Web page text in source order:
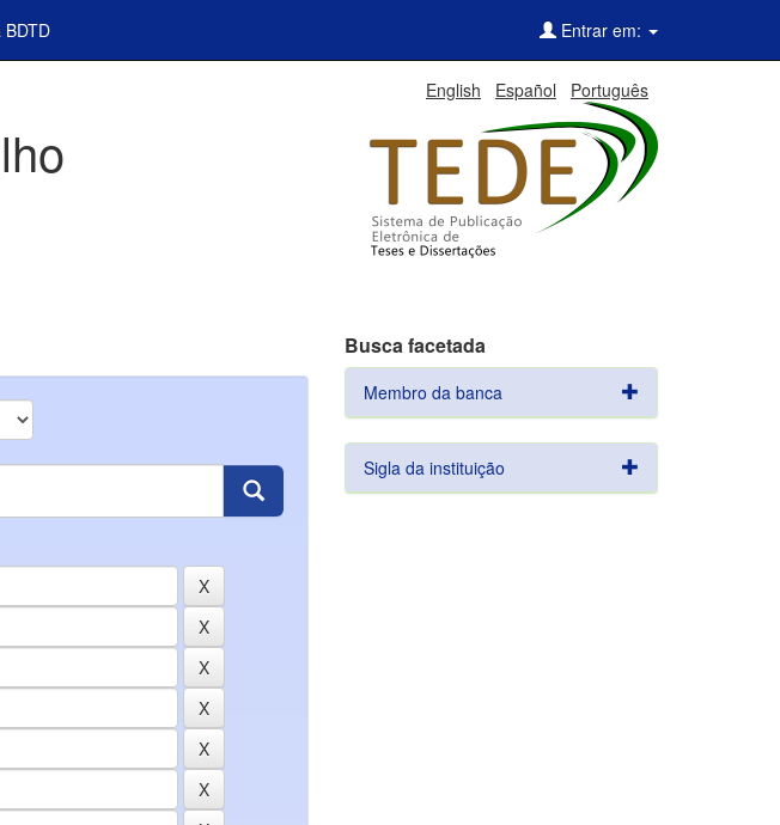
Entrar em:
English Español Português
Busca facetada
Membro da banca
Sigla da instituição